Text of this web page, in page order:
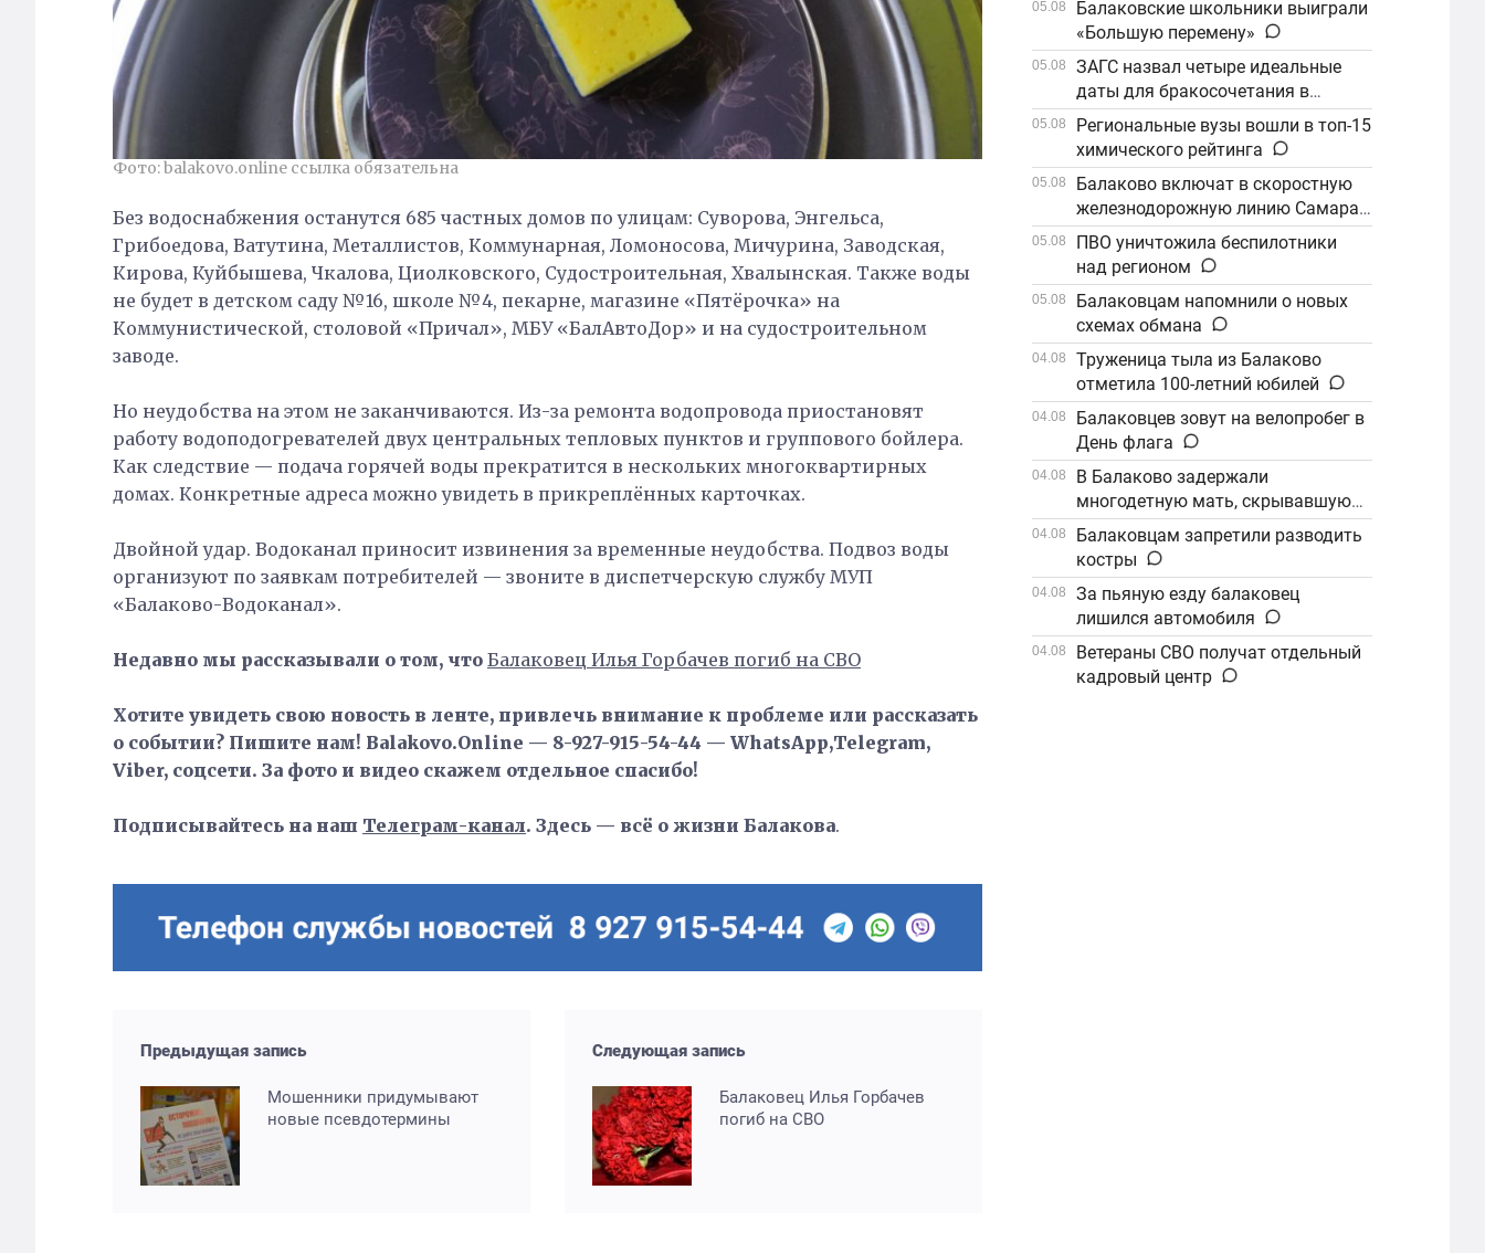
Фото: balakovo.online ссылка обязательна
Без водоснабжения останутся 685 частных домов по улицам: Суворова, Энгельса,
Грибоедова, Ватутина, Металлистов, Коммунарная, Ломоносова, Мичурина, Заводская,
Кирова, Куйбышева, Чкалова, Циолковского, Судостроительная, Хвалынская. Также воды
не будет в детском саду №16, школе №4, пекарне, магазине «Пятёрочка» на
Коммунистической, столовой «Причал», МБУ «БалАвтоДор» и на судостроительном
заводе.
Но неудобства на этом не заканчиваются. Из-за ремонта водопровода приостановят
работу водоподогревателей двух центральных тепловых пунктов и группового бойлера.
Как следствие — подача горячей воды прекратится в нескольких многоквартирных
домах. Конкретные адреса можно увидеть в прикреплённых карточках.
Двойной удар. Водоканал приносит извинения за временные неудобства. Подвоз воды
организуют по заявкам потребителей — звоните в диспетчерскую службу МУП
«Балаково-Водоканал».
Недавно мы рассказывали о том, что Балаковец Илья Горбачев погиб на СВО
Хотите увидеть свою новость в ленте, привлечь внимание к проблеме или рассказать
о событии? Пишите нам! Balakovo.Online — 8-927-915-54-44 — WhatsApp,Telegram,
Viber, соцсети. За фото и видео скажем отдельное спасибо!
Подписывайтесь на наш Телеграм-канал. Здесь — всё о жизни Балакова.
Предыдущая запись
Мошенники придумывают
новые псевдотермины
Следующая запись
Балаковец Илья Горбачев
погиб на СВО
05.08
Балаковские школьники выиграли
«Большую перемену»
05.08
ЗАГС назвал четыре идеальные
даты для бракосочетания в
сентябре
05.08
Региональные вузы вошли в топ-15
химического рейтинга
05.08
Балаково включат в скоростную
железнодорожную линию Самара–
Саратов
05.08
ПВО уничтожила беспилотники
над регионом
05.08
Балаковцам напомнили о новых
схемах обмана
04.08
Труженица тыла из Балаково
отметила 100-летний юбилей
04.08
Балаковцев зовут на велопробег в
День флага
04.08
В Балаково задержали
многодетную мать, скрывавшуюся
от алиментов
04.08
Балаковцам запретили разводить
костры
04.08
За пьяную езду балаковец
лишился автомобиля
04.08
Ветераны СВО получат отдельный
кадровый центр